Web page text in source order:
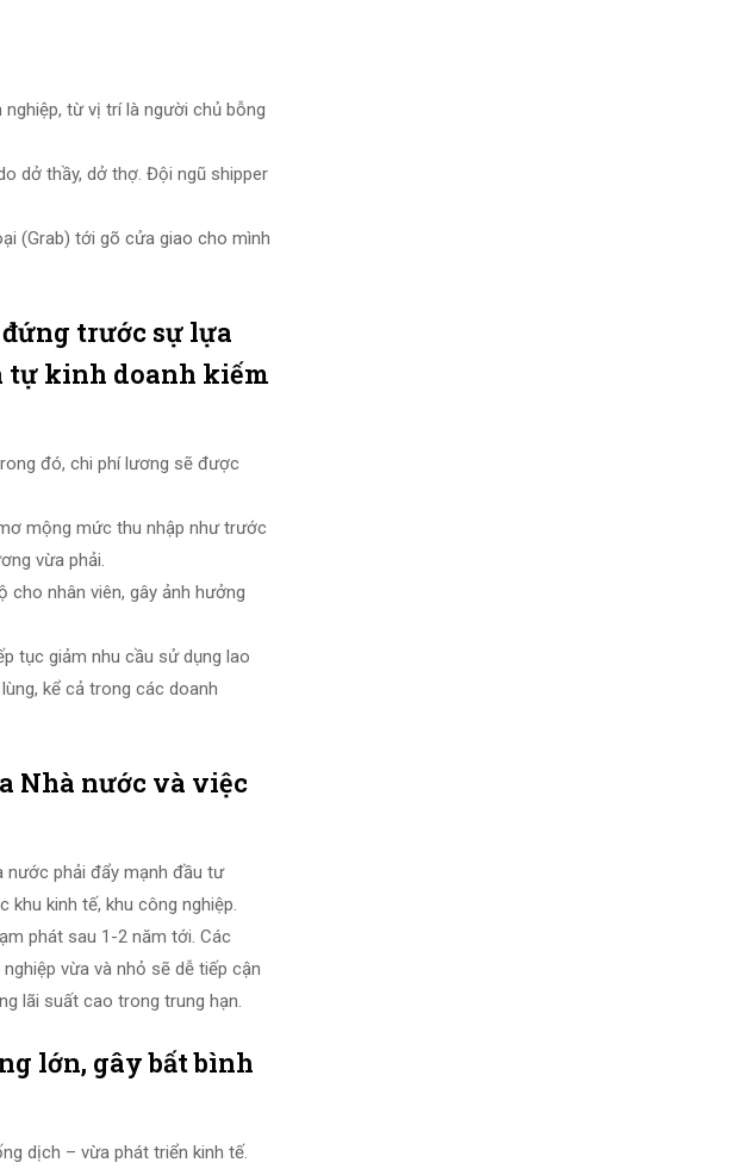
từ vị trí là người chủ bỗng
dở thầy, dở thợ. Đội ngũ shipper
(Grab) tới gõ cửa giao cho mình
đứng trước sự lựa
tự kinh doanh kiếm
đó, chi phí lương sẽ được
mộng mức thu nhập như trước
vừa phải.
cho nhân viên, gây ảnh hưởng
tục giảm nhu cầu sử dụng lao
kể cả trong các doanh
Nhà nước và việc
nước phải đẩy mạnh đầu tư
kinh tế, khu công nghiệp.
phát sau 1-2 năm tới. Các
vừa và nhỏ sẽ dễ tiếp cận
lãi suất cao trong trung hạn.
lớn, gây bất bình
dịch – vừa phát triển kinh tế.